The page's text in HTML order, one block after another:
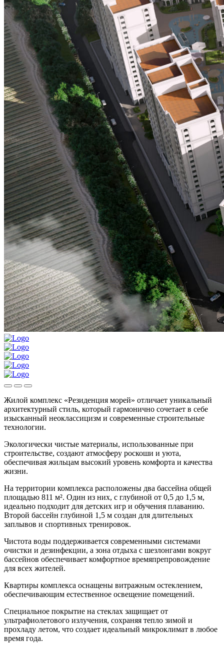
Жилой комплекс «Резиденция морей» отличает уникальный
архитектурный стиль, который гармонично сочетает в себе
изысканный неоклассицизм и современные строительные
технологии.
Экологически чистые материалы, использованные при
строительстве, создают атмосферу роскоши и уюта,
обеспечивая жильцам высокий уровень комфорта и качества
жизни.
На территории комплекса расположены два бассейна общей
площадью 811 м². Один из них, с глубиной от 0,5 до 1,5 м,
идеально подходит для детских игр и обучения плаванию.
Второй бассейн глубиной 1,5 м создан для длительных
заплывов и спортивных тренировок.
Чистота воды поддерживается современными системами
очистки и дезинфекции, а зона отдыха с шезлонгами вокруг
бассейнов обеспечивает комфортное времяпрепровождение
для всех жителей.
Квартиры комплекса оснащены витражным остеклением,
обеспечивающим естественное освещение помещений.
Специальное покрытие на стеклах защищает от
ультрафиолетового излучения, сохраняя тепло зимой и
прохладу летом, что создает идеальный микроклимат в любое
время года.